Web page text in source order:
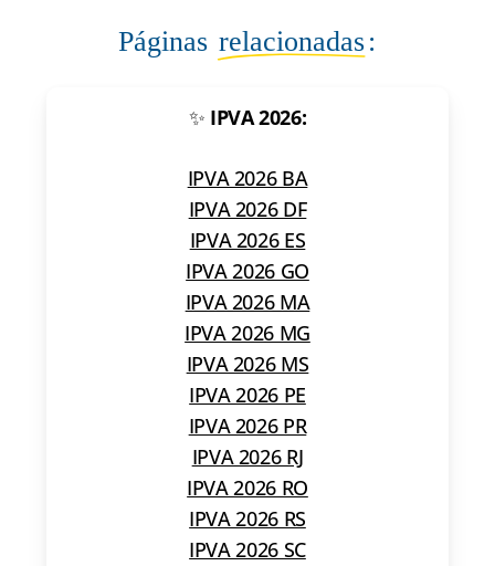
Páginas relacionadas:
✨ IPVA 2026:
IPVA 2026 BA
IPVA 2026 DF
IPVA 2026 ES
IPVA 2026 GO
IPVA 2026 MA
IPVA 2026 MG
IPVA 2026 MS
IPVA 2026 PE
IPVA 2026 PR
IPVA 2026 RJ
IPVA 2026 RO
IPVA 2026 RS
IPVA 2026 SC